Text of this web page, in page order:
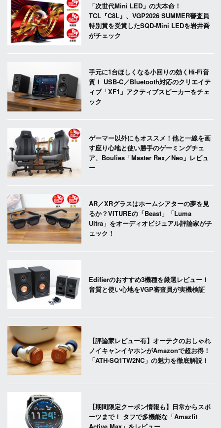
「次世代Mini LED」の大本命！
TCL『C8L』、VGP2026 SUMMER審査員
特別賞を受賞したSQD-Mini LEDを岩井喬
がチェック
手元に1台ほしくなる小回りの効くHi-Fi音
質！ USB-C／Bluetooth対応のクリエイテ
ィブ「XF1」アクティブスピーカーをチェ
ック
ゲーマー以外にもオススメ！他と一線を画
す座り心地と使い勝手のゲーミングチェ
ア、Boulies「Master Rex／Neo」レビュ
ー
AR／XRグラスはホームシアターの夢を見
るか？VITUREの「Beast」「Luma
Ultra」をオーディオビジュアル評論家がチ
ェック！
Edifierのおすすめ3機種を厳選レビュー！
音質と使い心地をVGP審査員が実機検証
【評論家レビュー有】オーテクのおしゃれ
ノイキャンイヤホンがAmazonで超お得！
「ATH-SQ1TW2NC」の魅力を徹底解説！
【期間限定クーポン情報も】日常からスポ
ーツまで！ タフで多機能な「Amazfit